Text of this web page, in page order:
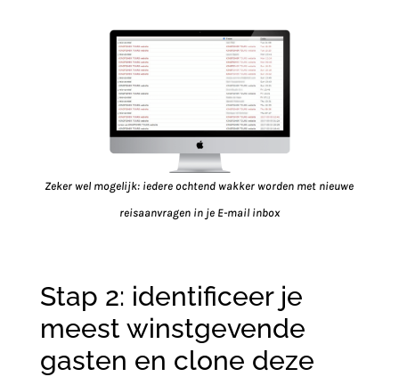
Zeker wel mogelijk: iedere ochtend wakker worden met nieuwe
reisaanvragen in je E-mail inbox
Stap 2: identificeer je
meest winstgevende
gasten en clone deze